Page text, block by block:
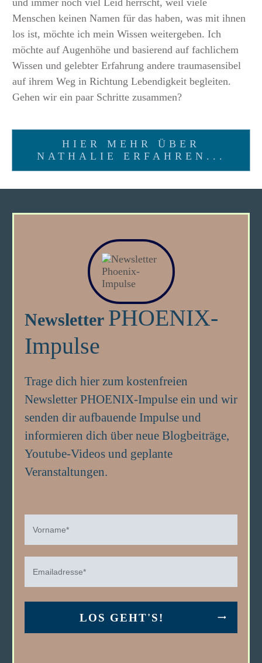
und immer noch viel Leid herrscht, weil viele
Menschen keinen Namen für das haben, was mit ihnen
los ist, möchte ich mein Wissen weitergeben. Ich
möchte auf Augenhöhe und basierend auf fachlichem
Wissen und gelebter Erfahrung andere traumasensibel
auf ihrem Weg in Richtung Lebendigkeit begleiten.
Gehen wir ein paar Schritte zusammen?
HIER MEHR ÜBER
NATHALIE ERFAHREN...
Newsletter PHOENIX-
Impulse
Trage dich hier zum kostenfreien
Newsletter PHOENIX-Impulse ein und wir
senden dir aufbauende Impulse und
informieren dich über neue Blogbeiträge,
Youtube-Videos und geplante
Veranstaltungen.
LOS GEHT'S!